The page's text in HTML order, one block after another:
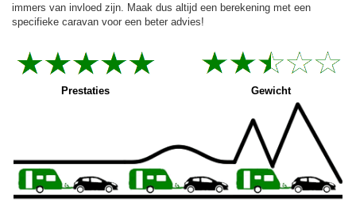
immers van invloed zijn. Maak dus altijd een berekening met een
specifieke caravan voor een beter advies!
Prestaties Gewicht